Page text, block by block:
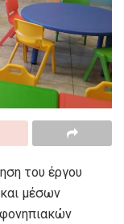
του έργου
μέσων